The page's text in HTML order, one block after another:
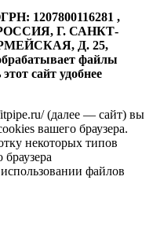
1207800116281 ,
РОССИЯ, Г. САНКТ-
Д. 25,
файлы
сайт удобнее
(далее — сайт) вы
вашего браузера.
некоторых типов
файлов